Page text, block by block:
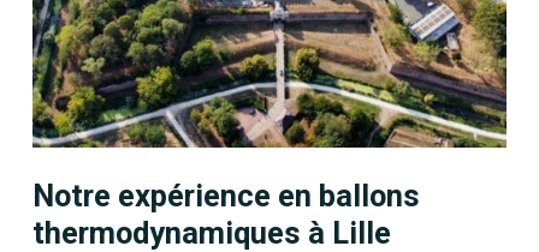
Notre expérience en ballons
thermodynamiques à Lille